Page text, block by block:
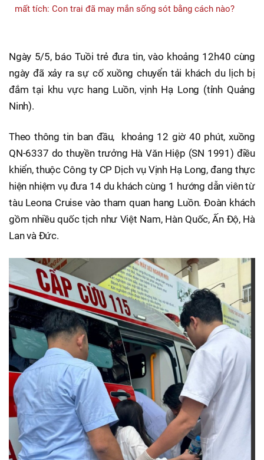
mất tích: Con trai đã may mắn sống sót bằng cách nào?
Ngày 5/5, báo Tuồi trẻ đưa tin, vào khoảng 12h40 cùng
ngày đã xảy ra sự cố xuồng chuyển tải khách du lịch bị
đắm tại khu vực hang Luồn, vịnh Hạ Long (tỉnh Quảng
Ninh).
Theo thông tin ban đầu, khoảng 12 giờ 40 phút, xuồng
QN-6337 do thuyền trưởng Hà Văn Hiệp (SN 1991) điều
khiển, thuộc Công ty CP Dịch vụ Vịnh Hạ Long, đang thực
hiện nhiệm vụ đưa 14 du khách cùng 1 hướng dẫn viên từ
tàu Leona Cruise vào tham quan hang Luồn. Đoàn khách
gồm nhiều quốc tịch như Việt Nam, Hàn Quốc, Ấn Độ, Hà
Lan và Đức.